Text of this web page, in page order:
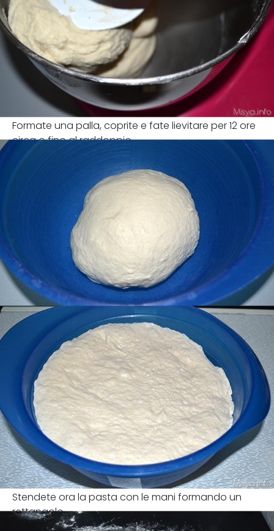
Formate una palla, coprite e fate lievitare per 12 ore
circa o fino al raddoppio
Stendete ora la pasta con le mani formando un
rettangolo